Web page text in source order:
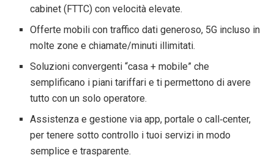
cabinet (FTTC) con velocità elevate.
Offerte mobili con traffico dati generoso, 5G incluso in
molte zone e chiamate/minuti illimitati.
Soluzioni convergenti “casa + mobile” che
semplificano i piani tariffari e ti permettono di avere
tutto con un solo operatore.
Assistenza e gestione via app, portale o call‑center,
per tenere sotto controllo i tuoi servizi in modo
semplice e trasparente.